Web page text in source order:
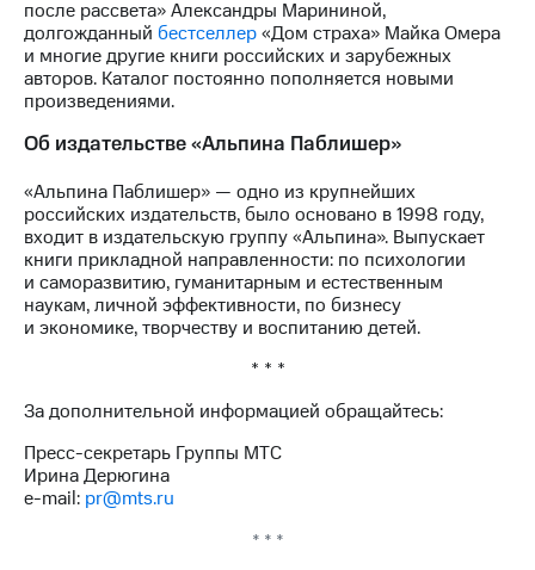
после рассвета» Александры Марининой,
долгожданный бестселлер«Дом страха» Майка Омера
и многие другие книги российских и зарубежных
авторов. Каталог постоянно пополняется новыми
произведениями.
Об издательстве «Альпина Паблишер»
«Альпина Паблишер» — одно из крупнейших
российских издательств, было основано в 1998 году,
входит в издательскую группу «Альпина». Выпускает
книги прикладной направленности: по психологии
и саморазвитию, гуманитарным и естественным
наукам, личной эффективности, по бизнесу
и экономике, творчеству и воспитанию детей.
* * *
За дополнительной информацией обращайтесь:
Пресс-секретарь Группы МТС
Ирина Дерюгина
e-mail: pr@mts.ru
* * *